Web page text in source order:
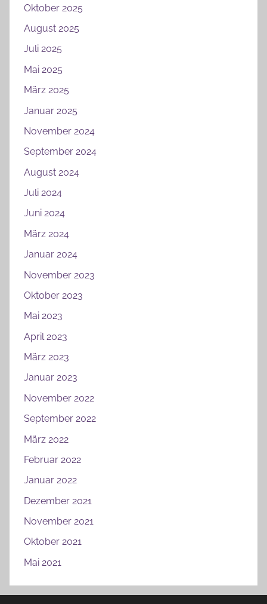
Oktober 2025
August 2025
Juli 2025
Mai 2025
März 2025
Januar 2025
November 2024
September 2024
August 2024
Juli 2024
Juni 2024
März 2024
Januar 2024
November 2023
Oktober 2023
Mai 2023
April 2023
März 2023
Januar 2023
November 2022
September 2022
März 2022
Februar 2022
Januar 2022
Dezember 2021
November 2021
Oktober 2021
Mai 2021